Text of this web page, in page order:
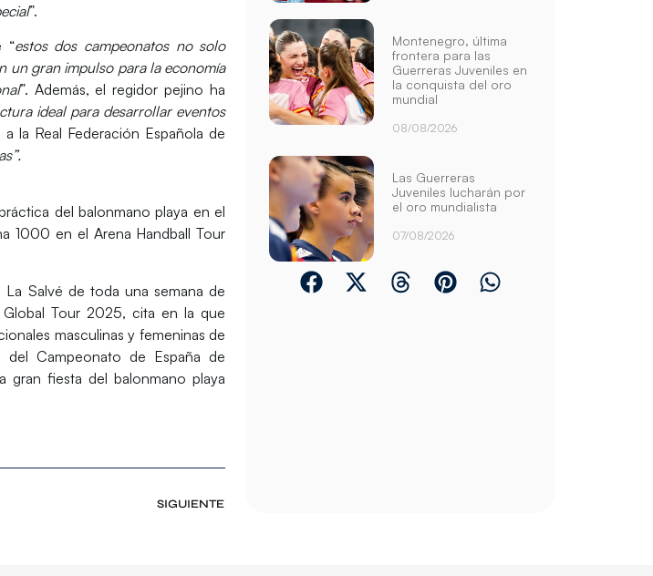
”.
“estos dos campeonatos no solo
un gran impulso para la economía
”. Además, el regidor pejino ha
ideal para desarrollar eventos
la Real Federación Española de
del balonmano playa en el
1000 en el Arena Handball Tour
Salvé de toda una semana de
Tour 2025, cita en la que
masculinas y femeninas de
delCampeonato de España de
fiesta del balonmano playa
SIGUIENTE
Montenegro, última
frontera para las
Guerreras Juveniles en
la conquista del oro
mundial
08/08/2026
Las Guerreras
Juveniles lucharán por
el oro mundialista
07/08/2026